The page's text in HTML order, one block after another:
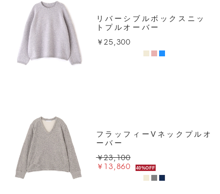
リバーシブルボックスニッ
トプルオーバー
￥25,300
フラッフィーVネックプルオ
ーバー
￥23,100
￥13,860 40%OFF